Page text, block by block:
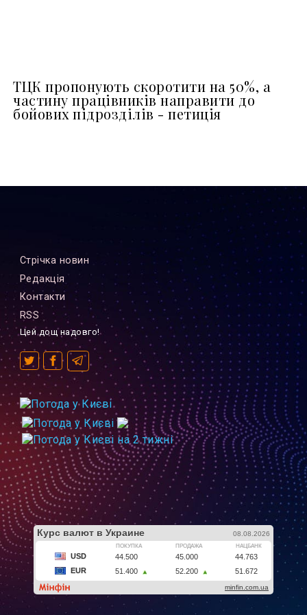
ТЦК пропонують скоротити на 50%, а
частину працівників направити до
бойових підрозділів - петиція
Стрiчка новин
Редакцiя
Контакти
RSS
Цей дощ надовго!